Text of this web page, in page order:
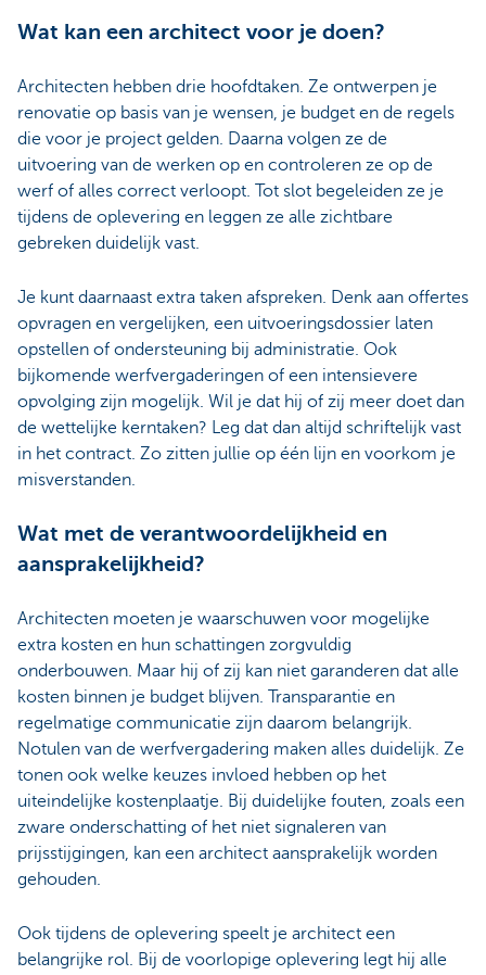
Wat kan een architect voor je doen?
Architecten hebben drie hoofdtaken. Ze ontwerpen je
renovatie op basis van je wensen, je budget en de regels
die voor je project gelden. Daarna volgen ze de
uitvoering van de werken op en controleren ze op de
werf of alles correct verloopt. Tot slot begeleiden ze je
tijdens de oplevering en leggen ze alle zichtbare
gebreken duidelijk vast.
Je kunt daarnaast extra taken afspreken. Denk aan offertes
opvragen en vergelijken, een uitvoeringsdossier laten
opstellen of ondersteuning bij administratie. Ook
bijkomende werfvergaderingen of een intensievere
opvolging zijn mogelijk. Wil je dat hij of zij meer doet dan
de wettelijke kerntaken? Leg dat dan altijd schriftelijk vast
in het contract. Zo zitten jullie op één lijn en voorkom je
misverstanden.
Wat met de verantwoordelijkheid en
aansprakelijkheid?
Architecten moeten je waarschuwen voor mogelijke
extra kosten en hun schattingen zorgvuldig
onderbouwen. Maar hij of zij kan niet garanderen dat alle
kosten binnen je budget blijven. Transparantie en
regelmatige communicatie zijn daarom belangrijk.
Notulen van de werfvergadering maken alles duidelijk. Ze
tonen ook welke keuzes invloed hebben op het
uiteindelijke kostenplaatje. Bij duidelijke fouten, zoals een
zware onderschatting of het niet signaleren van
prijsstijgingen, kan een architect aansprakelijk worden
gehouden.
Ook tijdens de oplevering speelt je architect een
belangrijke rol. Bij de voorlopige oplevering legt hij alle